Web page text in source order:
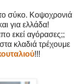
το σύκο. Κοψοχρονιά
για ελλάδα!
εκεί αγόρασες;;
κλαδιά τρέχουμε
!!!